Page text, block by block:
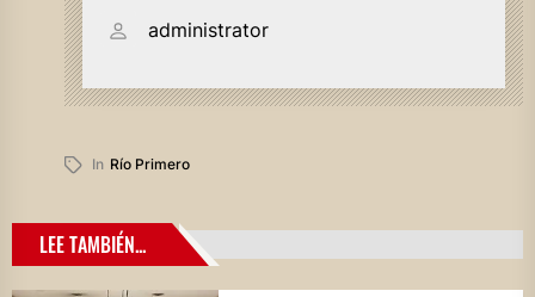
administrator
In Río Primero
LEE TAMBIÉN...